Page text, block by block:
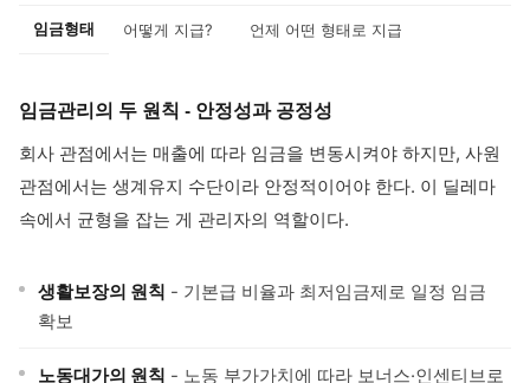
임금형태 어떻게 지급? 언제 어떤 형태로 지급
임금관리의 두 원칙 - 안정성과 공정성
회사 관점에서는 매출에 따라 임금을 변동시켜야 하지만, 사원
관점에서는 생계유지 수단이라 안정적이어야 한다. 이 딜레마
속에서 균형을 잡는 게 관리자의 역할이다.
생활보장의 원칙 - 기본급 비율과 최저임금제로 일정 임금
확보
노동대가의 원칙 - 노동 부가가치에 따라 보너스·인센티브로